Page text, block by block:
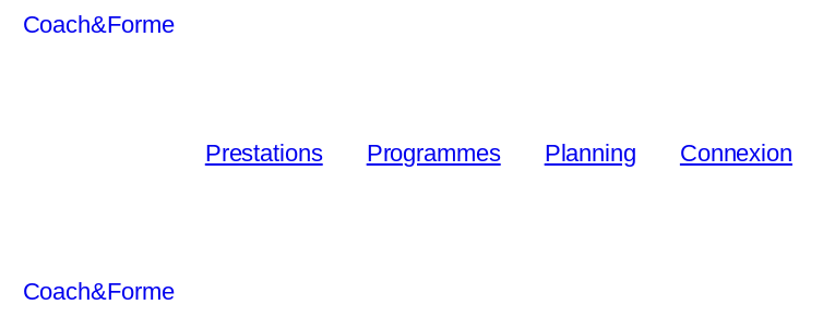
Prestations Programmes Planning Connexion